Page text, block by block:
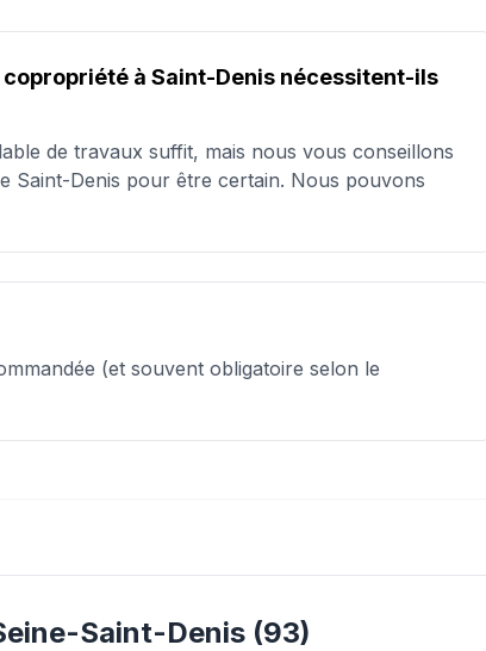
à Saint-Denis nécessitent-ils
de travaux suffit, mais nous vous conseillons
Saint-Denis pour être certain. Nous pouvons
(et souvent obligatoire selon le
Saint-Denis (93)